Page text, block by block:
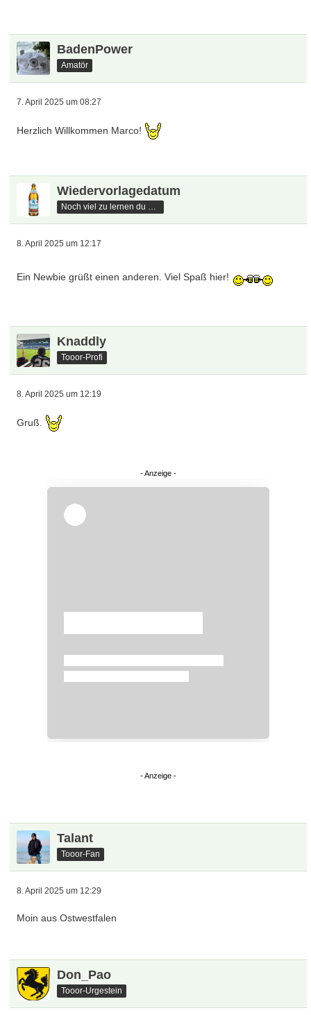
BadenPower
Amatör
7. April 2025 um 08:27
Herzlich Willkommen Marco!
Wiedervorlagedatum
8. April 2025 um 12:17
Ein Newbie grüßt einen anderen. Viel Spaß hier!
Knaddly
Tooor-Profi
8. April 2025 um 12:19
Gruß.
Talant
Tooor-Fan
8. April 2025 um 12:29
Moin aus Ostwestfalen
Don_Pao
Tooor-Urgestein